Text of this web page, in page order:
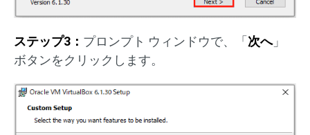
ステップ3： プロンプト ウィンドウで、「 次へ」
ボタンをクリックします。